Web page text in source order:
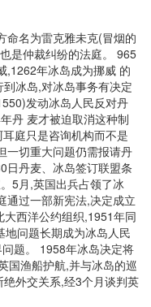
名为雷克雅未克(冒烟的
是仲裁纠纷的法庭。 965
,1262年冰岛成为挪威 的
冰岛,对冰岛事务有决定
发动冰岛人民反对丹
丹 麦才被迫取消这种制
庭只是咨询机构而不是
一切重大问题仍需报请丹
日丹麦、冰岛签订联盟条
5月,英国出兵占领了冰
通过一部新宪法,决定成立
西洋公约组织,1951年同
问题长期成为冰岛人民
题。 1958年冰岛决定将
国渔船护航,并与冰岛的巡
外交关系,经3个月谈判英